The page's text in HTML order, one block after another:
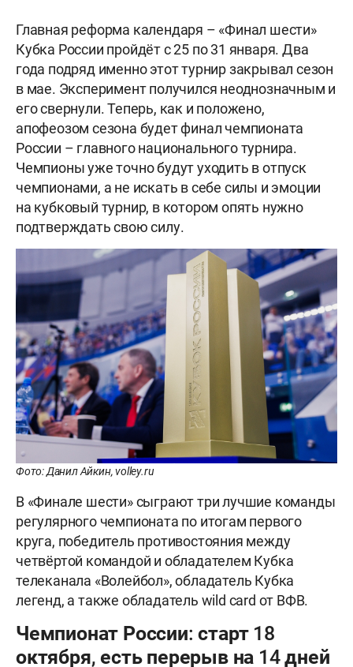
Главная реформа календаря – «Финал шести»
Кубка России пройдёт с 25 по 31 января. Два
года подряд именно этот турнир закрывал сезон
в мае. Эксперимент получился неоднозначным и
его свернули. Теперь, как и положено,
апофеозом сезона будет финал чемпионата
России – главного национального турнира.
Чемпионы уже точно будут уходить в отпуск
чемпионами, а не искать в себе силы и эмоции
на кубковый турнир, в котором опять нужно
подтверждать свою силу.
Фото: Данил Айкин, volley.ru
В «Финале шести» сыграют три лучшие команды
регулярного чемпионата по итогам первого
круга, победитель противостояния между
четвёртой командой и обладателем Кубка
телеканала «Волейбол», обладатель Кубка
легенд, а также обладатель wild card от ВФВ.
Чемпионат России: старт 18
октября, есть перерыв на 14 дней